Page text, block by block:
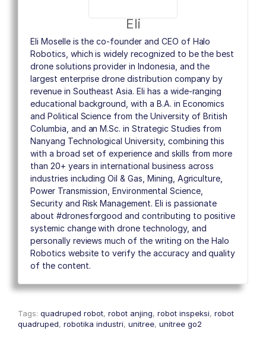
Eli
Eli Moselle is the co-founder and CEO of Halo
Robotics, which is widely recognized to be the best
drone solutions provider in Indonesia, and the
largest enterprise drone distribution company by
revenue in Southeast Asia. Eli has a wide-ranging
educational background, with a B.A. in Economics
and Political Science from the University of British
Columbia, and an M.Sc. in Strategic Studies from
Nanyang Technological University, combining this
with a broad set of experience and skills from more
than 20+ years in international business across
industries including Oil & Gas, Mining, Agriculture,
Power Transmission, Environmental Science,
Security and Risk Management. Eli is passionate
about #dronesforgood and contributing to positive
systemic change with drone technology, and
personally reviews much of the writing on the Halo
Robotics website to verify the accuracy and quality
of the content.
Tags: quadruped robot, robot anjing, robot inspeksi, robot
quadruped, robotika industri, unitree, unitree go2